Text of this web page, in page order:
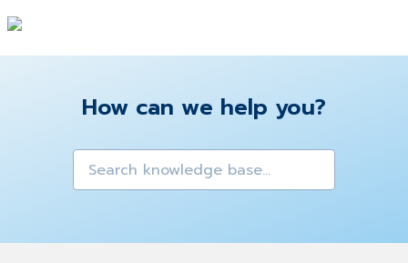
How can we help you?